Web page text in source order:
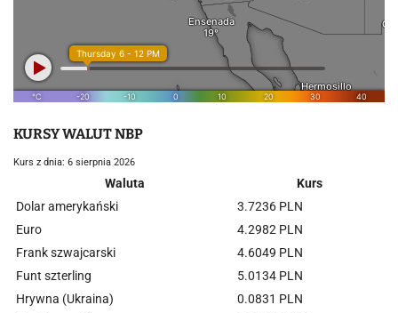
KURSY WALUT NBP
Kurs z dnia: 6 sierpnia 2026
Waluta
Kurs
Dolar amerykański
3.7236 PLN
Euro
4.2982 PLN
Frank szwajcarski
4.6049 PLN
Funt szterling
5.0134 PLN
Hrywna (Ukraina)
0.0831 PLN